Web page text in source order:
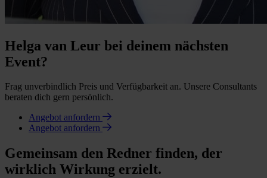
Helga van Leur bei deinem nächsten
Event?
Frag unverbindlich Preis und Verfügbarkeit an. Unsere Consultants
beraten dich gern persönlich.
Angebot anfordern
Angebot anfordern
Gemeinsam den Redner finden, der
wirklich Wirkung erzielt.